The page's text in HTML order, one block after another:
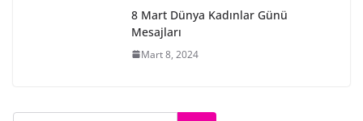
8 Mart Dünya Kadınlar Günü
Mesajları
Mart 8, 2024